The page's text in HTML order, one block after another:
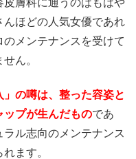
ほどの人気女優であれ
メンテナンスを受けて
ん。
」の噂は、整った容姿と
ップが生んだものであ
ル志向のメンテナンス
ます。